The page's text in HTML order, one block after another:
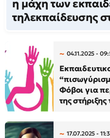
η μάχη των
τηλεκπαίδευσης
04.11.2025 -
Φόβοι για
της
17.07.2025 -